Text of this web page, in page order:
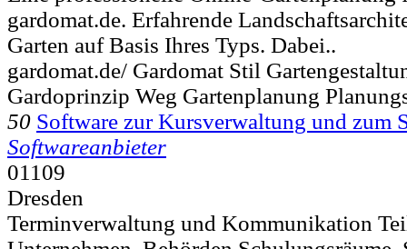
gardomat.de. Erfahrende
Garten auf Basis Ihres Typs. Dabei..
gardomat.de/ Gardomat Stil
Gardoprinzip Weg Gartenplanung
50 Software zur Kursverwaltung und zum
Softwareanbieter
01109
Dresden
Terminverwaltung und Kommunikation